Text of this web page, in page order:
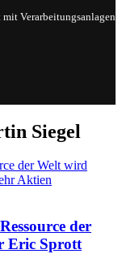
Verarbeitungsanlagen
Siegel
der
Eric Sprott